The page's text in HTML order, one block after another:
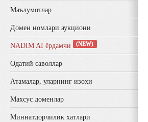
Маълумотлар
Домен номлари аукциони
NADIM AI ёрдамчи (NEW)
Одатий саволлар
Aтамалар, уларнинг изоҳи
Махсус доменлар
Миннатдорчилик хатлари